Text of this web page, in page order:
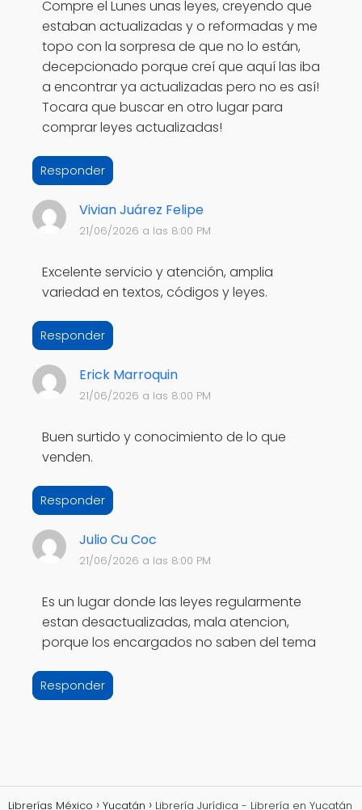
Compre el Lunes unas leyes, creyendo que
estaban actualizadas y o reformadas y me
topo con la sorpresa de que no lo están,
decepcionado porque creí que aquí las iba
a encontrar ya actualizadas pero no es así!
Tocara que buscar en otro lugar para
comprar leyes actualizadas!
Responder
Vivian Juárez Felipe
21/06/2026 a las 8:00 PM
Excelente servicio y atención, amplia
variedad en textos, códigos y leyes.
Responder
Erick Marroquin
21/06/2026 a las 8:00 PM
Buen surtido y conocimiento de lo que
venden.
Responder
Julio Cu Coc
21/06/2026 a las 8:00 PM
Es un lugar donde las leyes regularmente
estan desactualizadas, mala atencion,
porque los encargados no saben del tema
Responder
Librerías México Yucatán Librería Jurídica - Librería en Yucatán